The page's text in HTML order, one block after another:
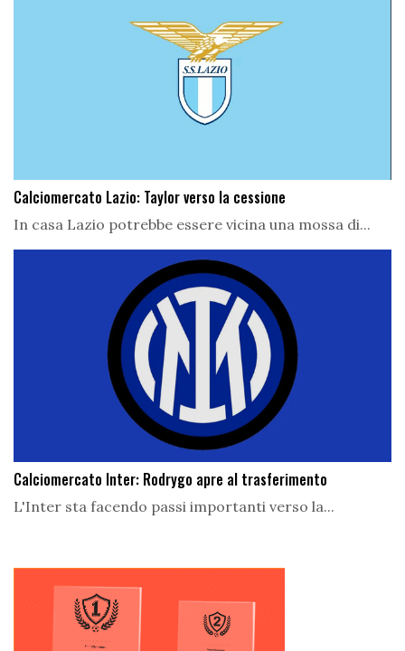
Calciomercato Lazio: Taylor verso la cessione
In casa Lazio potrebbe essere vicina una mossa di...
Calciomercato Inter: Rodrygo apre al trasferimento
L'Inter sta facendo passi importanti verso la...